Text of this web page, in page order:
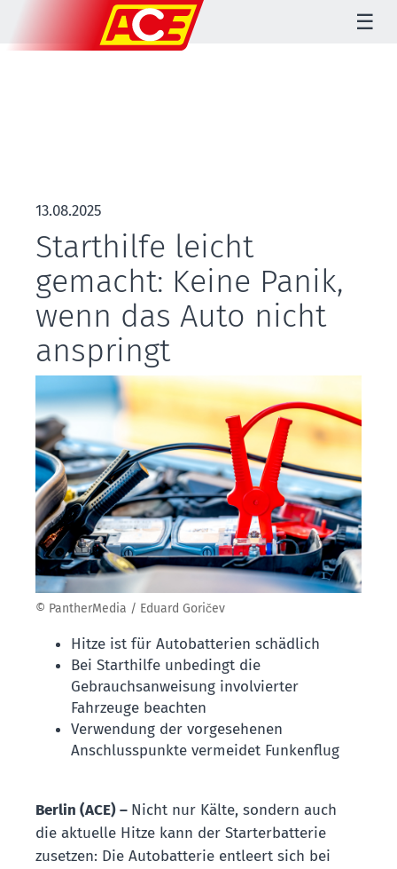
☰
13.08.2025
Starthilfe leicht
gemacht: Keine Panik,
wenn das Auto nicht
anspringt
© PantherMedia / Eduard Goričev
Hitze ist für Autobatterien schädlich
Bei Starthilfe unbedingt die
Gebrauchsanweisung involvierter
Fahrzeuge beachten
Verwendung der vorgesehenen
Anschlusspunkte vermeidet Funkenflug
Berlin (ACE) – Nicht nur Kälte, sondern auch
die aktuelle Hitze kann der Starterbatterie
zusetzen: Die Autobatterie entleert sich bei